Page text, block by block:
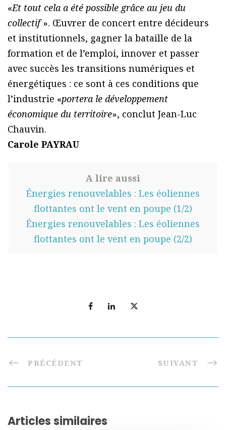
«Et tout cela a été possible grâce au jeu du
collectif». Œuvrer de concert entre décideurs
et institutionnels, gagner la bataille de la
formation et de l’emploi, innover et passer
avec succès les transitions numériques et
énergétiques : ce sont à ces conditions que
l’industrie «portera le développement
économique du territoire», conclut Jean-Luc
Chauvin.
Carole PAYRAU
A lire aussi
Énergies renouvelables : Les éoliennes
flottantes ont le vent en poupe (1/2)
Énergies renouvelables : Les éoliennes
flottantes ont le vent en poupe (2/2)
PRÉCÉDENT SUIVANT
Articles similaires